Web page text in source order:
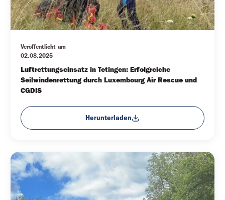
Veröffentlicht am
02.08.2025
Luftrettungseinsatz in Tetingen: Erfolgreiche
Seilwindenrettung durch Luxembourg Air Rescue und
CGDIS
Herunterladen